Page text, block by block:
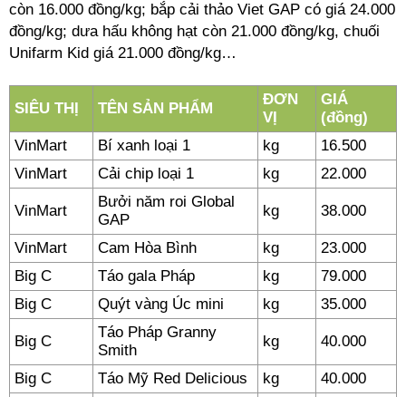
còn 16.000 đồng/kg; bắp cải thảo Viet GAP có giá 24.000
đồng/kg; dưa hấu không hạt còn 21.000 đồng/kg, chuối
Unifarm Kid giá 21.000 đồng/kg…
SIÊU THỊ TÊN SẢN PHẨM
ĐƠN
VỊ
GIÁ
(đồng)
VinMart
Bí xanh loại 1 kg
16.500
VinMart
Cải chip loại 1 kg 22.000
VinMart
Bưởi năm roi Global
GAP
kg 38.000
VinMart Cam Hòa Bình kg
23.000
Big C
Táo gala Pháp kg
79.000
Big C
Quýt vàng Úc mini kg 35.000
Big C
Táo Pháp Granny
Smith
kg 40.000
Big C Táo Mỹ Red Delicious kg
40.000